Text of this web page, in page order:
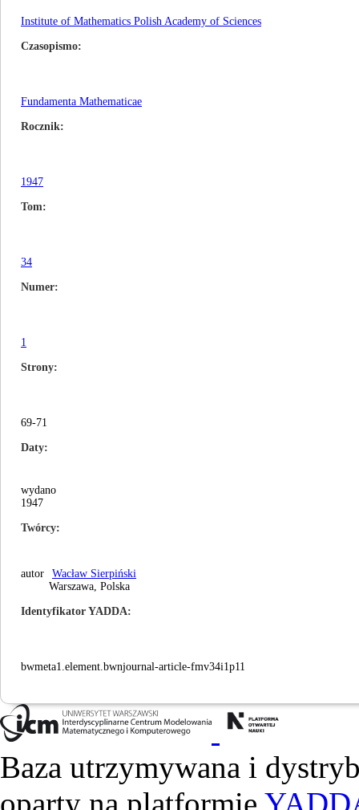
Institute of Mathematics Polish Academy of Sciences
Czasopismo
Fundamenta Mathematicae
Rocznik
1947
Tom
34
Numer
1
Strony
69-71
Daty
wydano
1947
Twórcy
autor
Wacław Sierpiński
Warszawa, Polska
Identyfikator YADDA
bwmeta1.element.bwnjournal-article-fmv34i1p11
Baza utrzymywana i